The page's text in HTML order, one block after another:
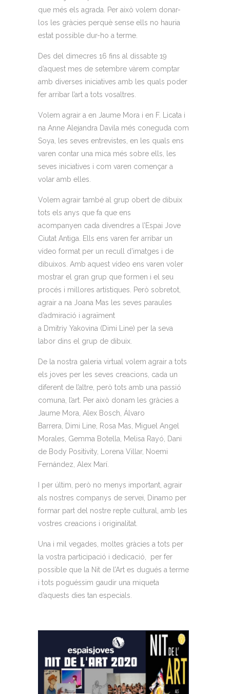
que més els agrada. Per això volem donar-
los les gràcies perquè sense ells no hauria
estat possible dur-ho a terme.
Des del dimecres 16 fins al dissabte 19
d’aquest mes de setembre vàrem comptar
amb diverses iniciatives amb les quals poder
fer arribar l’art a tots vosaltres.
Volem agrair a en Jaume Mora i en F. Licata i
na Anne Alejandra Davila més coneguda com
Soya, les seves entrevistes, en les quals ens
varen contar una mica més sobre ells, les
seves iniciatives i com varen començar a
volar amb elles.
Volem agrair també al grup obert de dibuix
tots els anys que fa que ens
acompanyen cada divendres a l’Espai Jove
Ciutat Antiga. Ells ens varen fer arribar un
vídeo format per un recull d’imatges i de
dibuixos. Amb aquest vídeo ens varen voler
mostrar el gran grup que formen i el seu
procés i millores artístiques. Però sobretot,
agrair a na Joana Mas les seves paraules
d’admiració i agraïment
a Dmitriy Yakovina (Dimi Line) per la seva
labor dins el grup de dibuix.
De la nostra galeria virtual volem agrair a tots
els joves per les seves creacions, cada un
diferent de l’altre, però tots amb una passió
comuna, l’art. Per això donam les gràcies a
Jaume Mora, Alex Bosch, Álvaro
Barrera, Dimi Line, Rosa Mas, Miguel Angel
Morales, Gemma Botella, Melisa Rayó, Dani
de Body Positivity, Lorena Villar, Noemi
Fernández, Alex Marí.
I per últim, però no menys important, agrair
als nostres companys de servei, Dinamo per
formar part del nostre repte cultural, amb les
vostres creacions i originalitat.
Una i mil vegades, moltes gràcies a tots per
la vostra participació i dedicació, per fer
possible que la Nit de l’Art es dugués a terme
i tots poguéssim gaudir una miqueta
d’aquests dies tan especials.